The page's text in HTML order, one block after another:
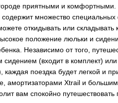
приятными и комфортными.
множество специальных
откидывать или складывать
положение люльки и
Независимо от того,
сидением (входит в комплект)
каждая поездка будет легкой и
амортизаторами Xtrail и
вам спокойно путешествовать